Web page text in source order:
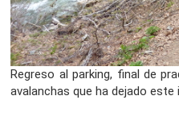
Regreso al parking, final de
avalanchas que ha dejado este